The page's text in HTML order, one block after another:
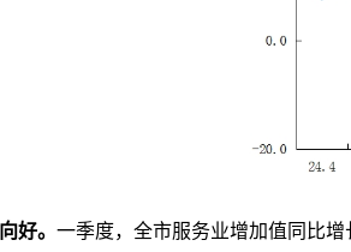
好。 一季度，全市服务业增加值同比增